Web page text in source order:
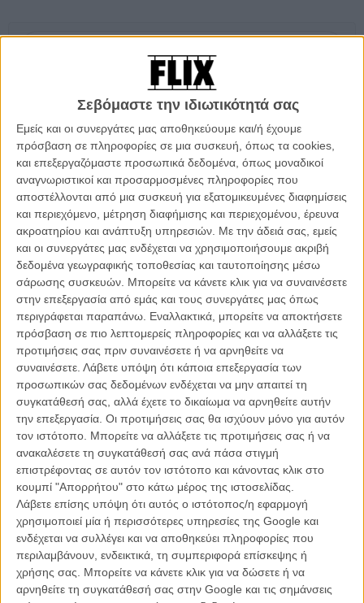
Σεβόμαστε την ιδιωτικότητά σας
Εμείς και οι συνεργάτες μας αποθηκεύουμε και/ή έχουμε
πρόσβαση σε πληροφορίες σε μια συσκευή, όπως τα cookies,
και επεξεργαζόμαστε προσωπικά δεδομένα, όπως μοναδικοί
αναγνωριστικοί και προσαρμοσμένες πληροφορίες που
αποστέλλονται από μια συσκευή για εξατομικευμένες διαφημίσεις
και περιεχόμενο, μέτρηση διαφήμισης και περιεχομένου, έρευνα
ακροατηρίου και ανάπτυξη υπηρεσιών. Με την άδειά σας, εμείς
και οι συνεργάτες μας ενδέχεται να χρησιμοποιήσουμε ακριβή
δεδομένα γεωγραφικής τοποθεσίας και ταυτοποίησης μέσω
σάρωσης συσκευών. Μπορείτε να κάνετε κλικ για να συναινέσετε
στην επεξεργασία από εμάς και τους συνεργάτες μας όπως
περιγράφεται παραπάνω. Εναλλακτικά, μπορείτε να αποκτήσετε
πρόσβαση σε πιο λεπτομερείς πληροφορίες και να αλλάξετε τις
προτιμήσεις σας πριν συναινέσετε ή να αρνηθείτε να
συναινέσετε. Λάβετε υπόψη ότι κάποια επεξεργασία των
προσωπικών σας δεδομένων ενδέχεται να μην απαιτεί τη
συγκατάθεσή σας, αλλά έχετε το δικαίωμα να αρνηθείτε αυτήν
την επεξεργασία. Οι προτιμήσεις σας θα ισχύουν μόνο για αυτόν
τον ιστότοπο. Μπορείτε να αλλάξετε τις προτιμήσεις σας ή να
ανακαλέσετε τη συγκατάθεσή σας ανά πάσα στιγμή
επιστρέφοντας σε αυτόν τον ιστότοπο και κάνοντας κλικ στο
κουμπί "Απορρήτου" στο κάτω μέρος της ιστοσελίδας.
Λάβετε επίσης υπόψη ότι αυτός ο ιστότοπος/η εφαρμογή
χρησιμοποιεί μία ή περισσότερες υπηρεσίες της Google και
ενδέχεται να συλλέγει και να αποθηκεύει πληροφορίες που
περιλαμβάνουν, ενδεικτικά, τη συμπεριφορά επίσκεψης ή
χρήσης σας. Μπορείτε να κάνετε κλικ για να δώσετε ή να
αρνηθείτε τη συγκατάθεσή σας στην Google και τις σημάνσεις
Google
Πέρασαν πάνω από τρία χρόνια απ όταν ο Λεός Καράξ έκανε την
τελευταία ταινία του, το αριστουργηματικό«Holy Motors»το οποίο
περιείχε μια υπέροχη«μουσική σκηνή» με την Κάιλι Μινογκ, κάτι
που μας έκανε να σκεφτούμε πως ίσως ήταν μια εξαιρετική ιδέα να
βλέπαμε κάποτε ένα μιούζικαλ σκηνοθετημένο από εκείνον.
Κι όταν οι Sparks πριν από μερικούς μήνες ανέφεραν ότι δουλεύουν
σε ένα project με τον Καράξ, η ιδέα έπαψε να μοιάζει τόσο τρελή.
Τώρα το περιοδικό Les Inrockuptiblesαναφέρει πως όχι μόνο η ιδέα
προχωράει, αλλά και πως η Ρούνι Μάρα κι ο Ανταμ Ντράιβερ μιλούν
ήδη με τον σκηνοθέτη για να αναλάβουν τους βασικούς ρόλους σε
αυτή την ταινία που ακόμη δεν έχει τίτλο και για την οποία δεν
γνωρίζουμε τίποτα παραπάνω.
Εκτός ίσως από το γεγονός ότι το μπάζετ θα αγγίζει τα 12
εκατομμύρια Ευρώ, κάτι που κάνει την χρηματοδότησή του φιλμ,
κάπως πιο δύσκολη, αλλά με δυο ονόματα σαν αυτά της Μάρα και
του Ντράιβερ, τα πράγματα μοιάζουν κάπως πιο εύκολα.
Η Καρολίν Σαμπετιέ, διευθυντής φωτογραφίας του Καράξ και στο
«Holy Motors» θα είναι παρούσα κι εδώ, ενώ ο Ράσελ Μελ ένας εκ
των δυο Sparks, ο οποίος δουλεύει σε ένα ακόμη μιούζικαλ με τον
Γκάι Μάντιν δήλωνε πως η ταινία του Καράξ δεν θα είναι ένα
«χολιγουντιανού στιλ μιούζικαλ, αλλά ένα φιλμ όπου η ιστορία
εξελίσσεται μέσα από διαλόγους που εκφέρεται με έναν
στιλιζαρισμένο σχεδόν τραγουδιστό τρόπο».
Δείτε ακόμη: